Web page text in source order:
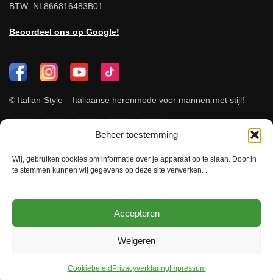
Beheer toestemming
Wij, gebruiken cookies om informatie over je apparaat op te slaan. Door in
te stemmen kunnen wij gegevens op deze site verwerken. .
Accepteren
Weigeren
Cookiebeleid Privacyverklaring Impressum
BTW: NL866816483B01
Beoordeel ons op Google!
© Italian-Style – Italiaanse herenmode voor mannen met stijl!